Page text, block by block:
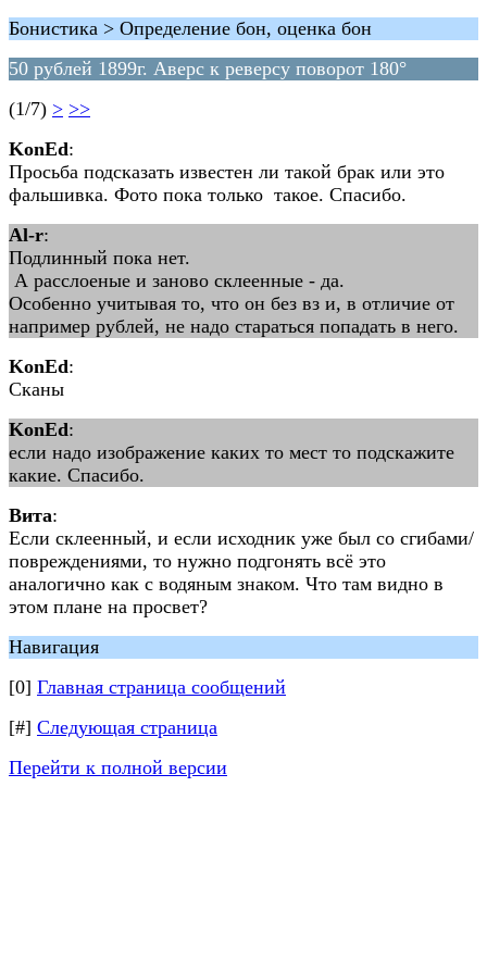
Бонистика > Определение бон, оценка бон
50 рублей 1899г. Аверс к реверсу поворот 180°
(1/7) > >>
KonEd:
Просьба подсказать известен ли такой брак или это
фальшивка. Фото пока только такое. Спасибо.
Al-r:
Подлинный пока нет.
А расслоеные и заново склеенные - да.
Особенно учитывая то, что он без вз и, в отличие от
например рублей, не надо стараться попадать в него.
KonEd:
Сканы
KonEd:
если надо изображение каких то мест то подскажите
какие. Спасибо.
Вита:
Если склеенный, и если исходник уже был со сгибами/
повреждениями, то нужно подгонять всё это
аналогично как с водяным знаком. Что там видно в
этом плане на просвет?
Навигация
[0] Главная страница сообщений
[#] Следующая страница
Перейти к полной версии